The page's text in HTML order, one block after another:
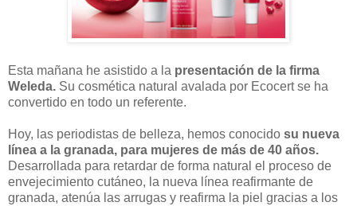
Esta mañana he asistido a la presentación de la firma
Weleda. Su cosmética natural avalada por Ecocert se ha
convertido en todo un referente.
Hoy, las periodistas de belleza, hemos conocido su nueva
línea a la granada, para mujeres de más de 40 años.
Desarrollada para retardar de forma natural el proceso de
envejecimiento cutáneo, la nueva línea reafirmante de
granada, atenúa las arrugas y reafirma la piel gracias a los